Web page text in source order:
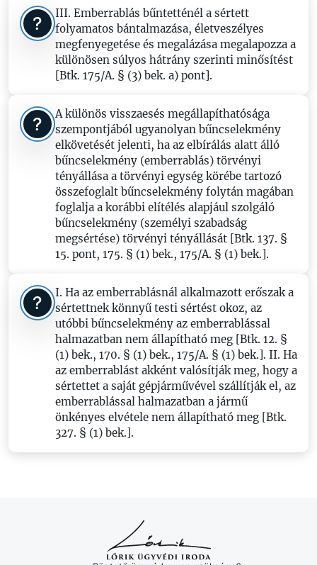
III. Emberrablás bűntetténél a sértett
folyamatos bántalmazása, életveszélyes
megfenyegetése és megalázása megalapozza a
különösen súlyos hátrány szerinti minősítést
[Btk. 175/A. § (3) bek. a) pont].
A különös visszaesés megállapíthatósága
szempontjából ugyanolyan bűncselekmény
elkövetését jelenti, ha az elbírálás alatt álló
bűncselekmény (emberrablás) törvényi
tényállása a törvényi egység körébe tartozó
összefoglalt bűncselekmény folytán magában
foglalja a korábbi elítélés alapjául szolgáló
bűncselekmény (személyi szabadság
megsértése) törvényi tényállását [Btk. 137. §
15. pont, 175. § (1) bek., 175/A. § (1) bek.].
I. Ha az emberrablásnál alkalmazott erőszak a
sértettnek könnyű testi sértést okoz, az
utóbbi bűncselekmény az emberrablással
halmazatban nem állapítható meg [Btk. 12. §
(1) bek., 170. § (1) bek., 175/A. § (1) bek.]. II. Ha
az emberrablást akként valósítják meg, hogy a
sértettet a saját gépjárművével szállítják el, az
emberrablással halmazatban a jármű
önkényes elvétele nem állapítható meg [Btk.
327. § (1) bek.].